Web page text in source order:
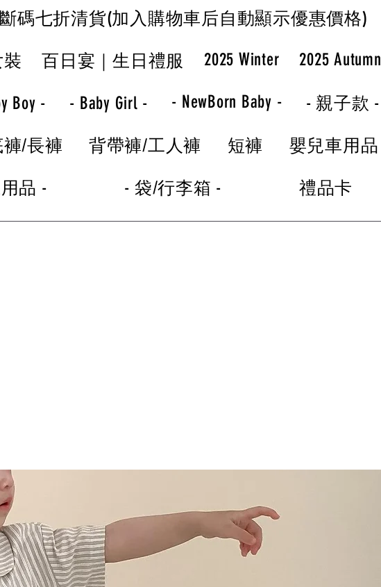
斷碼七折清貨(加入購物車后自動顯示優惠價格)
百日宴｜生日禮服 2025 Winter 2025 Autumn
Boy - - Baby Girl - - NewBorn Baby - - 親子款 -
/長褲 背帶褲/工人褲 短褲 嬰兒車用品
品 - - 袋/行李箱 - 禮品卡